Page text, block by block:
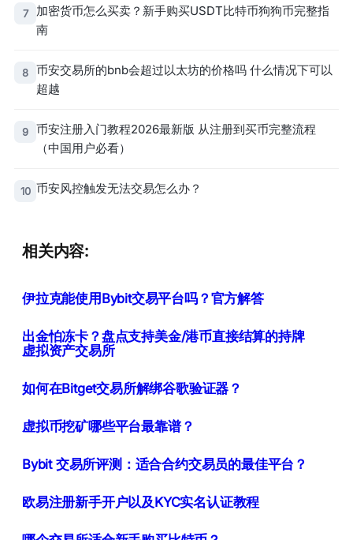
7
加密货币怎么买卖？新手购买USDT比特币狗狗币完整指
南
8
币安交易所的bnb会超过以太坊的价格吗 什么情况下可以
超越
9
币安注册入门教程2026最新版 从注册到买币完整流程
（中国用户必看）
10 币安风控触发无法交易怎么办？
相关内容:
伊拉克能使用Bybit交易平台吗？官方解答
出金怕冻卡？盘点支持美金/港币直接结算的持牌
虚拟资产交易所
如何在Bitget交易所解绑谷歌验证器？
虚拟币挖矿哪些平台最靠谱？
Bybit 交易所评测：适合合约交易员的最佳平台？
欧易注册新手开户以及KYC实名认证教程